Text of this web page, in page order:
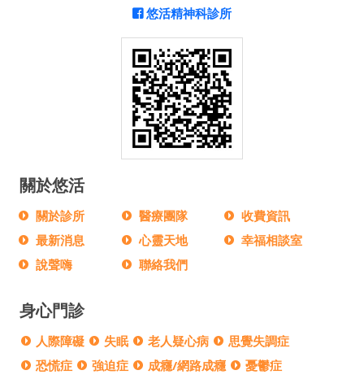
悠活精神科診所
關於悠活
關於診所 醫療團隊
收費資訊
最新消息
心靈天地
幸福相談室
說聲嗨
聯絡我們
身心門診
人際障礙 失眠 老人疑心病
思覺失調症
恐慌症
強迫症 成癮/網路成癮 憂鬱症